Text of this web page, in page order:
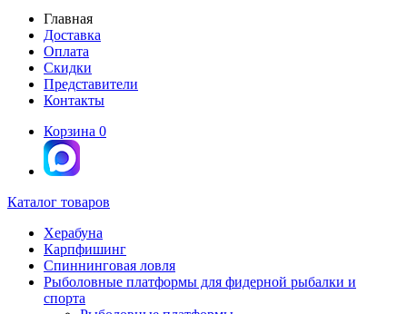
Главная
Доставка
Оплата
Скидки
Представители
Контакты
Корзина 0
Каталог товаров
Херабуна
Карпфишинг
Спиннинговая ловля
Рыболовные платформы для фидерной рыбалки и
спорта